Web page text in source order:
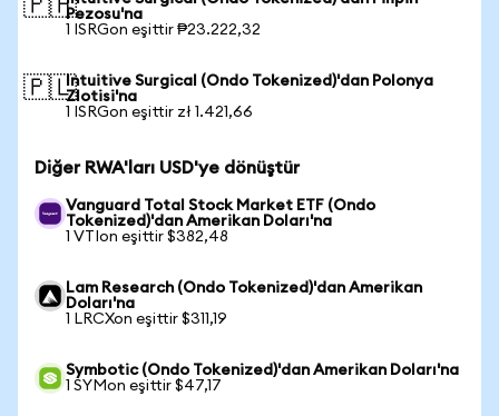
🇵🇭Pezosu'na
1 ISRGon eşittir ₱23.222,32
🇵🇱Intuitive Surgical (Ondo Tokenized)'dan Polonya
Zlotisi'na
1 ISRGon eşittir zł 1.421,66
Diğer RWA'ları USD'ye dönüştür
Vanguard Total Stock Market ETF (Ondo
Tokenized)'dan Amerikan Doları'na
1 VTIon eşittir $382,48
Lam Research (Ondo Tokenized)'dan Amerikan
Doları'na
1 LRCXon eşittir $311,19
Symbotic (Ondo Tokenized)'dan Amerikan Doları'na
1 SYMon eşittir $47,17